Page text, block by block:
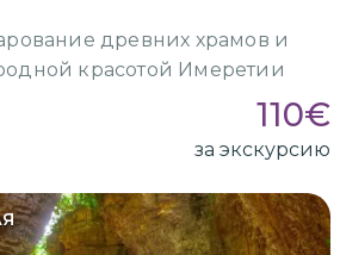
древних храмов и
красотой Имеретии
110€
за экскурсию